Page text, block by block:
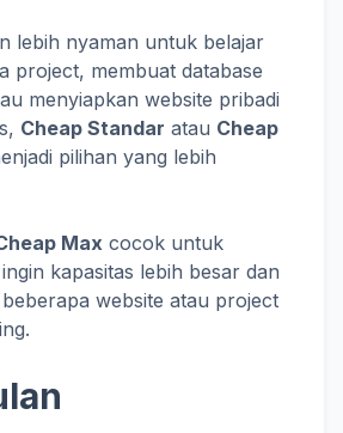
lebih nyaman untuk belajar
project, membuat database
menyiapkan website pribadi
Cheap Standar atau Cheap
pilihan yang lebih
Max cocok untuk
kapasitas lebih besar dan
website atau project